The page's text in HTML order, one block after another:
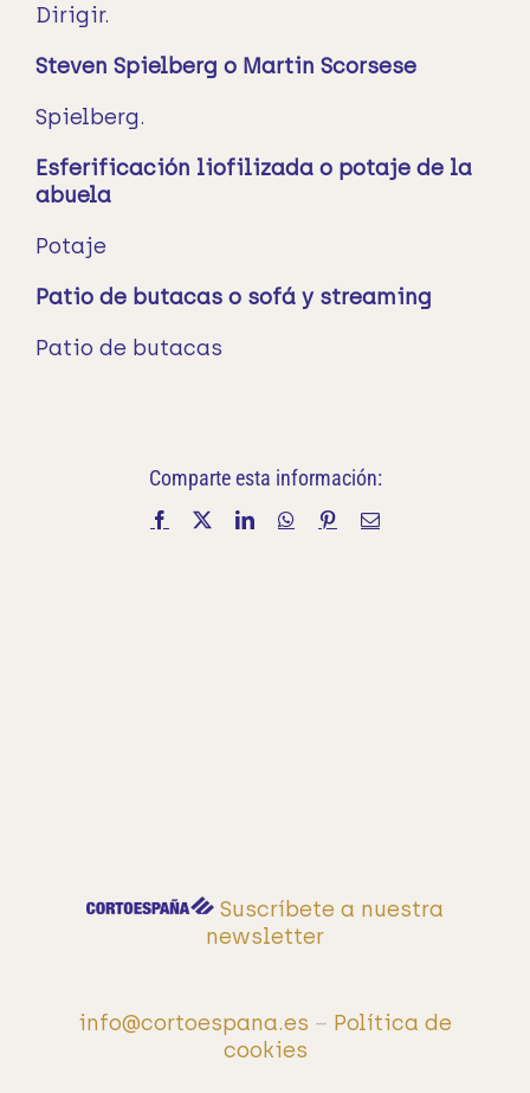
Dirigir.
Steven Spielberg o Martin Scorsese
Spielberg.
Esferificación liofilizada o potaje de la
abuela
Potaje
Patio de butacas o sofá y streaming
Patio de butacas
Comparte esta información:
Facebook LinkedInWhatsApp
PinterestCorreo
Suscríbete a nuestra
newsletter
info@cortoespana.es – Política de
cookies